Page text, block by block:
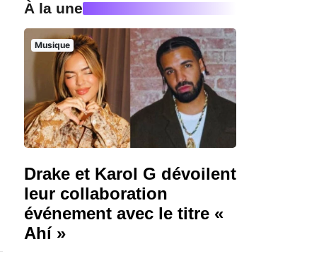
À la une
Musique
Drake et Karol G dévoilent
leur collaboration
événement avec le titre «
Ahí »